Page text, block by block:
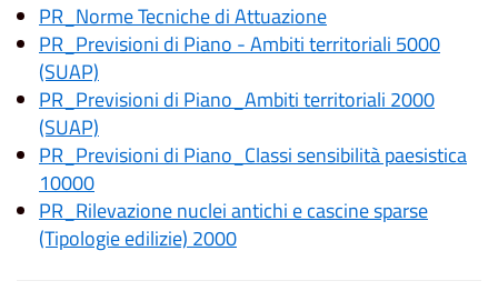
PR_Norme Tecniche di Attuazione
PR_Previsioni di Piano - Ambiti territoriali 5000
(SUAP)
PR_Previsioni di Piano_Ambiti territoriali 2000
(SUAP)
PR_Previsioni di Piano_Classi sensibilità paesistica
10000
PR_Rilevazione nuclei antichi e cascine sparse
(Tipologie edilizie) 2000